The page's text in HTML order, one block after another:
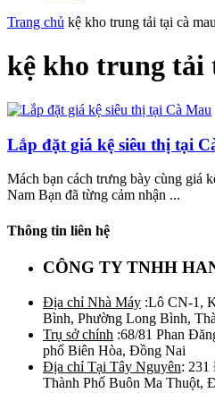
Trang chủ kệ kho trung tải tại cà mau
kệ kho trung tải
Lắp đặt giá kệ siêu thị tại
Mách bạn cách trưng bày cùng giá
Nam Bạn đã từng cảm nhận ...
Thông tin liên hệ
CÔNG TY TNHH
Địa chỉ Nhà Máy :Lô CN-1,
Bình, Phường Long Bình,
Trụ sở chính :68/81 Phan
phố Biên Hòa, Đồng Nai
Địa chỉ Tại Tây Nguyên: 231
Thành Phố Buôn Ma Thuột,